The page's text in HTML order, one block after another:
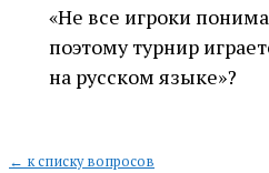
«Не все игроки
поэтому турнир
на русском языке»?
← к списку вопросов